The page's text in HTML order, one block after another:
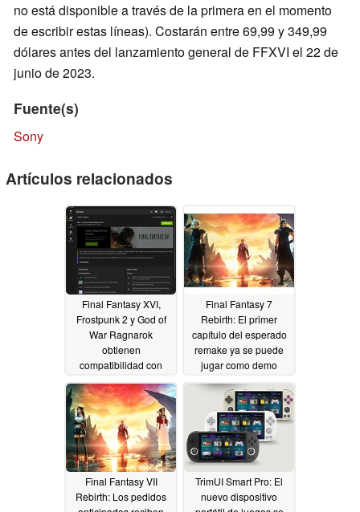
no está disponible a través de la primera en el momento
de escribir estas líneas). Costarán entre 69,99 y 349,99
dólares antes del lanzamiento general de FFXVI el 22 de
junio de 2023.
Fuente(s)
Sony
Artículos relacionados
Final Fantasy XVI,
Frostpunk 2 y God of
War Ragnarok
obtienen
compatibilidad con
DLSS 3 y Reflex en el
nuevo controlador
Nvidia GeForce Game
Ready 561.0909/12/2024
Final Fantasy 7
Rebirth: El primer
capítulo del esperado
remake ya se puede
jugar como demo
02/09/2024
Final Fantasy VII
Rebirth: Los pedidos
TrimUI Smart Pro: El
nuevo dispositivo